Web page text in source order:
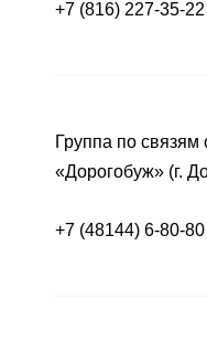
+7 (816) 227-35-22
Группа по
«Дорогобуж» (г.
+7 (48144) 6-80-80